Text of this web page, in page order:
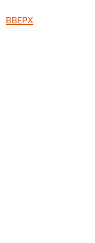
ВВЕРХ